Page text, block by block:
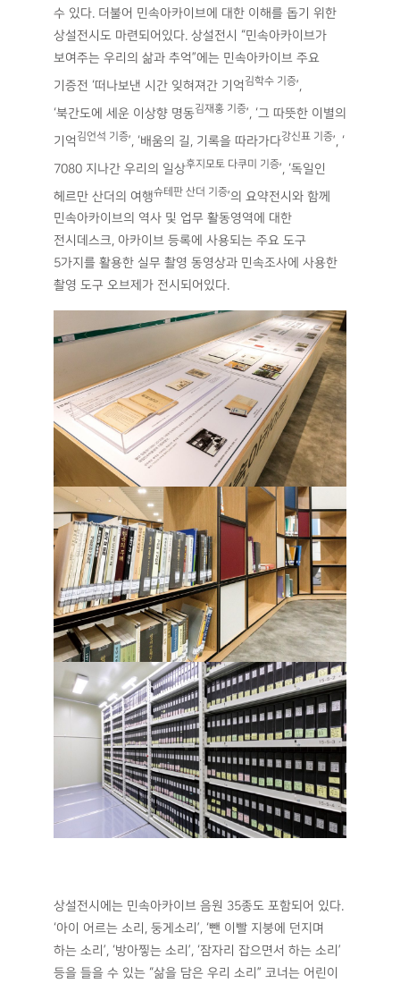
수 있다. 더불어 민속아카이브에 대한 이해를 돕기 위한
상설전시도 마련되어있다. 상설전시 “민속아카이브가
보여주는 우리의 삶과 추억”에는 민속아카이브 주요
기증전 ‘떠나보낸 시간 잊혀져간 기억 김학수 기증’,
‘북간도에 세운 이상향 명동김재홍 기증’, ‘그 따뜻한 이별의
기억 김언석 기증’, ‘배움의 길, 기록을 따라가다강신표 기증’, ‘
7080 지나간 우리의 일상후지모토 다쿠미 기증’, ‘독일인
헤르만 산더의 여행슈테판 산더 기증’의 요약전시와 함께
민속아카이브의 역사 및 업무 활동영역에 대한
전시데스크, 아카이브 등록에 사용되는 주요 도구
5가지를 활용한 실무 촬영 동영상과 민속조사에 사용한
촬영 도구 오브제가 전시되어있다.
상설전시에는 민속아카이브 음원 35종도 포함되어 있다.
‘아이 어르는 소리, 둥게소리’, ‘뺀 이빨 지붕에 던지며
하는 소리’, ‘방아찧는 소리’, ‘잠자리 잡으면서 하는 소리’
등을 들을 수 있는 “삶을 담은 우리 소리” 코너는 어린이